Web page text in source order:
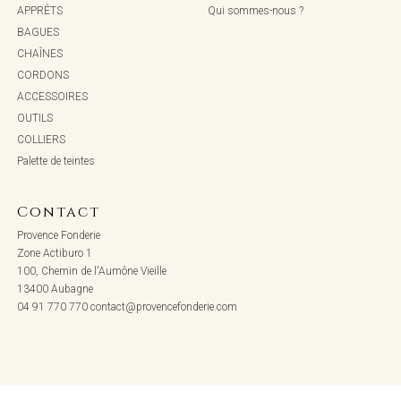
APPRÊTS
BAGUES
CHAÎNES
CORDONS
ACCESSOIRES
OUTILS
COLLIERS
Palette de teintes
Qui sommes-nous ?
Contact
Provence Fonderie
Zone Actiburo 1
100, Chemin de l'Aumône Vieille
13400 Aubagne
04 91 770 770 contact@provencefonderie.com